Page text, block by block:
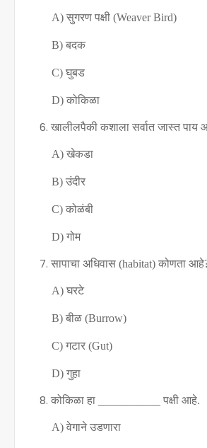
A) सुगरण पक्षी (Weaver Bird)
B) बदक
C) घुबड
D) कोकिळा
खालीलपैकी कशाला सर्वात जास्त पाय
A) खेकडा
B) उंदीर
C) कोळंबी
D) गोम
सापाचा अधिवास (habitat) कोणता आहे
A) घरटे
B) बीळ (Burrow)
C) गटार (Gut)
D) गुहा
कोकिळा हा पक्षी आहे.
A) वेगाने उडणारा